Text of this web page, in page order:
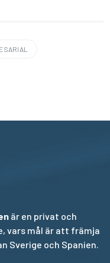
är en privat och
vars mål är att främja
Sverige och Spanien.